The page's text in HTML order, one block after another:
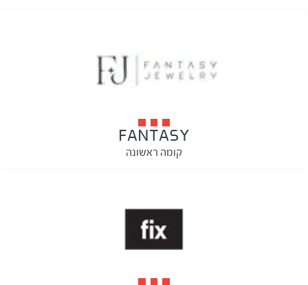
FANTASY
קומה ראשונה